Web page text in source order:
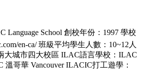
Language School 創校年份：1997 學校
en-ca/ 班級平均學生人數：10~12人
大城市四大校區 ILAC語言學校：ILAC
溫哥華 Vancouver ILACIC打工遊學：